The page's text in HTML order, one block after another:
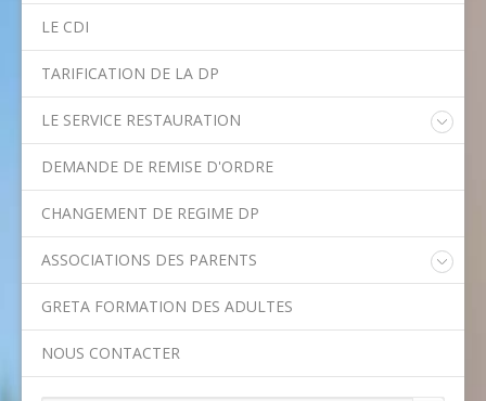
Conseil Départemental du Val-de-Marne
Aides financières de l'Etat
Ministère de l'Education Nationale
LE CDI
TARIFICATION DE LA DP
LE SERVICE RESTAURATION
DEMANDE DE REMISE D'ORDRE
CHANGEMENT DE REGIME DP
ASSOCIATIONS DES PARENTS
GRETA FORMATION DES ADULTES
NOUS CONTACTER